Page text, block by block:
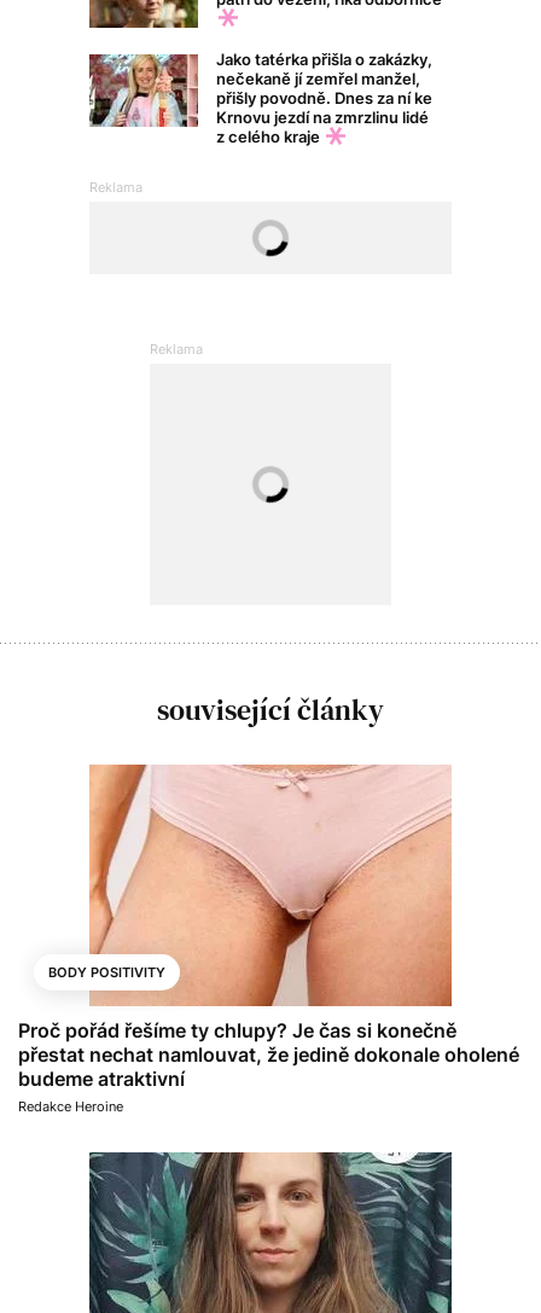
Jako tatérka přišla o zakázky,
nečekaně jí zemřel manžel,
přišly povodně. Dnes za ní ke
Krnovu jezdí na zmrzlinu lidé
z celého kraje
související články
BODY POSITIVITY
Proč pořád řešíme ty chlupy? Je čas si konečně
přestat nechat namlouvat, že jedině dokonale oholené
budeme atraktivní
Redakce Heroine